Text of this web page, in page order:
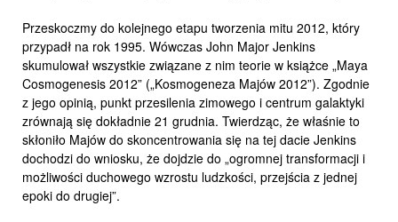
Przeskoczmy do kolejnego etapu tworzenia mitu 2012, który
przypadł na rok 1995. Wówczas John Major Jenkins
skumulował wszystkie związane z nim teorie w książce „Maya
Cosmogenesis 2012” („Kosmogeneza Majów 2012”). Zgodnie
z jego opinią, punkt przesilenia zimowego i centrum galaktyki
zrównają się dokładnie 21 grudnia. Twierdząc, że właśnie to
skłoniło Majów do skoncentrowania się na tej dacie Jenkins
dochodzi do wniosku, że dojdzie do „ogromnej transformacji i
możliwości duchowego wzrostu ludzkości, przejścia z jednej
epoki do drugiej”.